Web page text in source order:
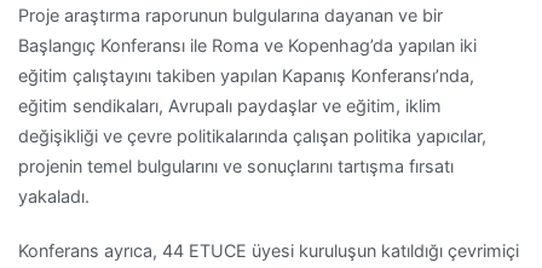
Proje araştırma raporunun bulgularına dayanan ve bir
Başlangıç Konferansı ile Roma ve Kopenhag’da yapılan iki
eğitim çalıştayını takiben yapılan Kapanış Konferansı’nda,
eğitim sendikaları, Avrupalı paydaşlar ve eğitim, iklim
değişikliği ve çevre politikalarında çalışan politika yapıcılar,
projenin temel bulgularını ve sonuçlarını tartışma fırsatı
yakaladı.
Konferans ayrıca, 44 ETUCE üyesi kuruluşun katıldığı çevrimiçi